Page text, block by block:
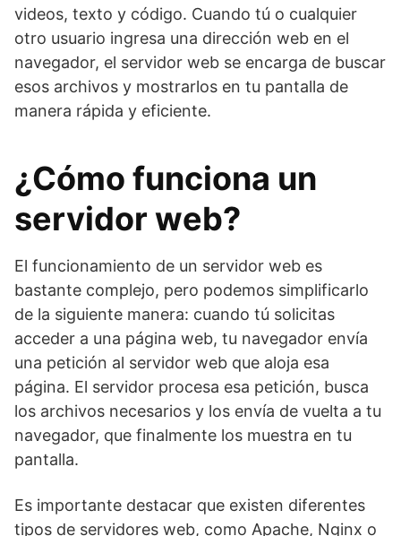
videos, texto y código. Cuando tú o cualquier
otro usuario ingresa una dirección web en el
navegador, el servidor web se encarga de buscar
esos archivos y mostrarlos en tu pantalla de
manera rápida y eficiente.
¿Cómo funciona un
servidor web?
El funcionamiento de un servidor web es
bastante complejo, pero podemos simplificarlo
de la siguiente manera: cuando tú solicitas
acceder a una página web, tu navegador envía
una petición al servidor web que aloja esa
página. El servidor procesa esa petición, busca
los archivos necesarios y los envía de vuelta a tu
navegador, que finalmente los muestra en tu
pantalla.
Es importante destacar que existen diferentes
tipos de servidores web, como Apache, Nginx o